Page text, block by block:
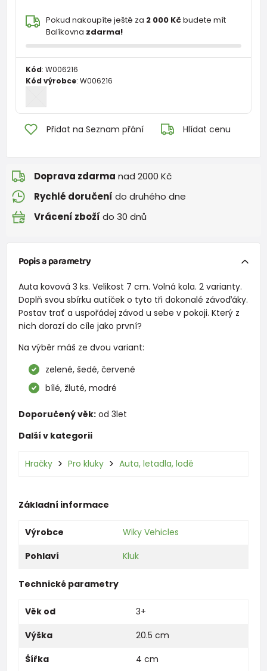
Pokud nakoupíte ještě za 2 000 Kčbudete mít
Balíkovna zdarma!
Kód: W006216
Kód výrobce: W006216
Přidat na Seznam přání Hlídat cenu
Doprava zdarma nad 2000 Kč
Rychlé doručení do druhého dne
Vrácení zboží do 30 dnů
Popis a parametry
Auta kovová 3 ks. Velikost 7 cm. Volná kola. 2 varianty.
Doplň svou sbírku autíček o tyto tři dokonalé závoďáky.
Postav trať a uspořádej závod u sebe v pokoji. Který z
nich dorazí do cíle jako první?
Na výběr máš ze dvou variant:
zelené, šedé, červené
bílé, žluté, modré
Doporučený věk:od 3let
Další v kategorii
Hračky Pro kluky Auta, letadla, lodě
Základní informace
Výrobce
Wiky Vehicles
Pohlaví
Kluk
Technické parametry
Věk od
3+
Výška
20.5 cm
Šířka
4 cm